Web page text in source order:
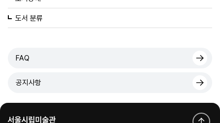
도서 분류
FAQ
공지사항